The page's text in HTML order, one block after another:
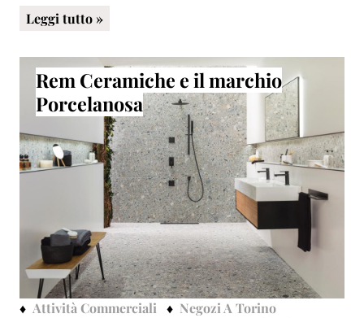
Leggi tutto »
Rem Ceramiche e il marchio
Porcelanosa
Attività Commerciali
Negozi A Torino